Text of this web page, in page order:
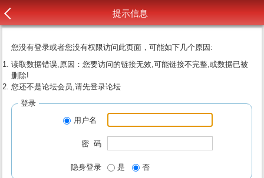
提示信息
您没有登录或者您没有权限访问此页面，可能如下几个原因:
读取数据错误,原因：您要访问的链接无效,可能链接不完整,或数据已被
删除!
您还不是论坛会员,请先登录论坛
登录
用户名
密 码
隐身登录 是 否